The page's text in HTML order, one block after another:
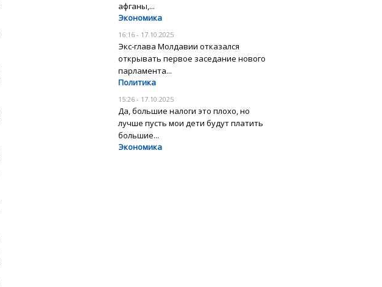
афганы,...
Экономика
16:16 - 17.10.2025
Экс-глава Молдавии отказался
открывать первое заседание нового
парламента...
Политика
15:26 - 17.10.2025
Да, большие налоги это плохо, но
лучше пусть мои дети будут платить
большие...
Экономика